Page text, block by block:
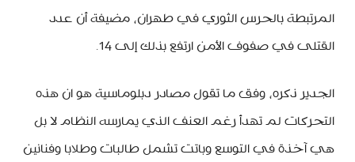
المرتبطة بالحرس الثوري في طهران، مضيفة أن عدد
القتلى في صفوف الأمن ارتفع بذلك إلى 14.
الجدير ذكره، وفق ما تقول مصادر دبلوماسية هو ان هذه
التحركات لم تهدأ رغم العنف الذي يمارسه النظام لا بل
هي آخذة في التوسع وباتت تشمل طالبات وطلابا وفنانين